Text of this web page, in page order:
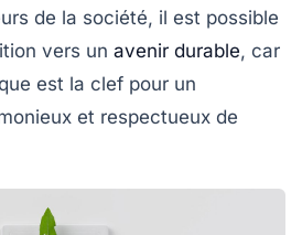
de la société, il est possible
vers un avenir durable, car
est la clef pour un
et respectueux de